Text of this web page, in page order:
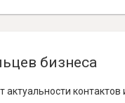
бизнеса